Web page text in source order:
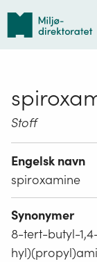
Tilbake
forsiden
Stoff
Engelsk navn
spiroxamine
Synonymer
8-tert-butyl-